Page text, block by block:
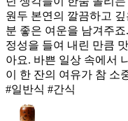
원두 본연의 깔끔하고
분 좋은 여운을 남겨주
정성을 들여 내린 만큼
아요. 바쁜 일상 속에서
이 한 잔의 여유가 참 소
#일반식 #간식